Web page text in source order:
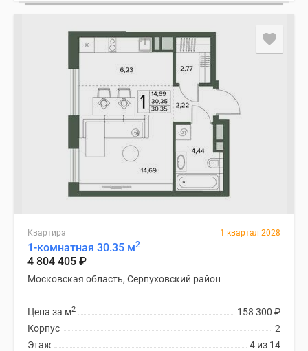
Квартира 1 квартал 2028
1-комнатная 30.35 м2
4 804 405 ₽
Московская область, Серпуховский район
158 300 ₽
Цена за м2
2
Корпус
4 из 14
Этаж